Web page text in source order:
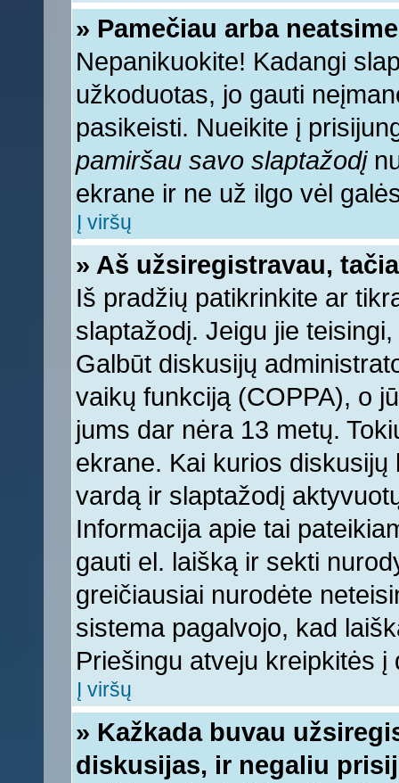
» Pamečiau arba
Nepanikuokite! Kadangi
užkoduotas, jo gauti
pasikeisti. Nueikite į
pamiršau savo slaptažodį
ekrane ir ne už ilgo vėl
Į viršų
» Aš užsiregistravau,
Iš pradžių patikrinkite ar
slaptažodį. Jeigu jie
Galbūt diskusijų
vaikų funkciją (COPPA), o
jums dar nėra 13 metų.
ekrane. Kai kurios
vardą ir slaptažodį
Informacija apie tai
gauti el. laišką ir sekti
greičiausiai nurodėte
sistema pagalvojo, kad
Priešingu atveju kreipkitės
Į viršų
» Kažkada buvau
diskusijas, ir negaliu